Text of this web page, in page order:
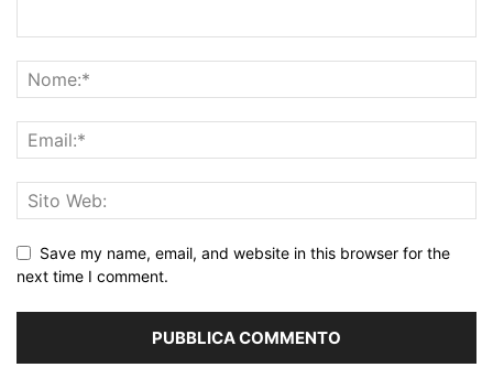
Save my name, email, and website in this browser for the
next time I comment.